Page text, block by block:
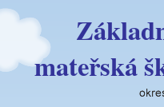
mateřská